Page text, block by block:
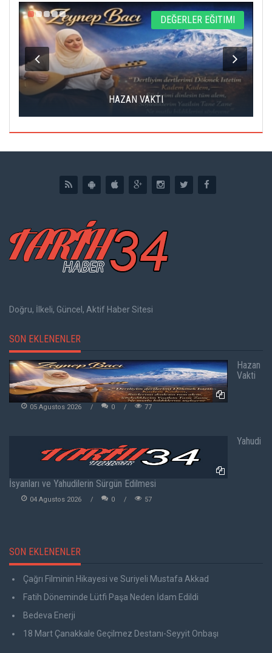
DEĞERLER EĞITIMI
HAZAN VAKTI
Doğru, İlkeli, Güncel, Aktif Haber Sitesi
SON EKLENENLER
Hazan
Vakti
05 Agustos 2026 0 77
Yahudi
İsyanları ve Yahudilerin Sürgün Edilmesi
04 Agustos 2026 0 57
SON EKLENENLER
Çağrı Filminin Hikayesi ve Suriyeli Mustafa Akkad
Fatih Döneminde Lütfi Paşa Neden İdam Edildi
Bedeva Enerji
18 Mart Çanakkale Geçilmez Destanı-Seyyit Onbaşı